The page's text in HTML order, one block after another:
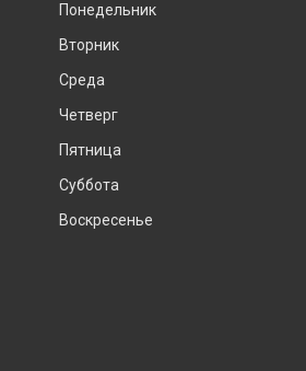
Понедельник
Вторник
Среда
Четверг
Пятница
Суббота
Воскресенье